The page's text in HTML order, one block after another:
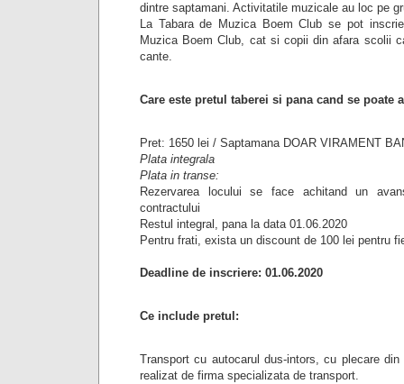
dintre saptamani. Activitatile muzicale au loc pe
La Tabara de Muzica Boem Club se pot
Muzica Boem Club, cat si copii din afara scolii
cante.
Care este pretul taberei si pana cand se poate
Pret: 1650 lei / Saptamana DOAR VIRAMENT
Plata integrala
Plata in transe:
Rezervarea locului se face achitand un
contractului
Restul integral, pana la data 01.06.2020
Pentru frati, exista un discount de 100 lei pentru
Deadline de inscriere: 01.06.2020
Ce include pretul:
Transport cu autocarul dus-intors, cu plecare
realizat de firma specializata de transport.